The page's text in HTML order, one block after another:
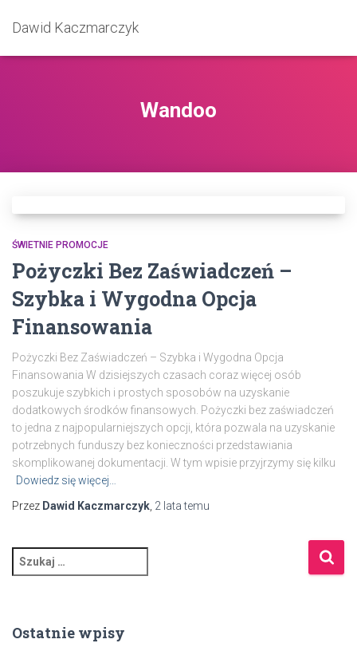
Dawid Kaczmarczyk
Wandoo
ŚWIETNIE PROMOCJE
Pożyczki Bez Zaświadczeń –
Szybka i Wygodna Opcja
Finansowania
Pożyczki Bez Zaświadczeń – Szybka i Wygodna Opcja
Finansowania W dzisiejszych czasach coraz więcej osób
poszukuje szybkich i prostych sposobów na uzyskanie
dodatkowych środków finansowych. Pożyczki bez zaświadczeń
to jedna z najpopularniejszych opcji, która pozwala na uzyskanie
potrzebnych funduszy bez konieczności przedstawiania
skomplikowanej dokumentacji. W tym wpisie przyjrzymy się kilku
Dowiedz się więcej…
Przez Dawid Kaczmarczyk 2 latatemu
z
a
Ostatnie wpisy